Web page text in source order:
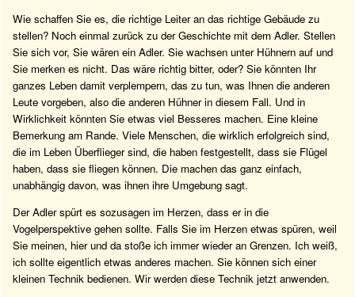
Wie schaffen Sie es, die richtige Leiter an das richtige Gebäude zu
stellen? Noch einmal zurück zu der Geschichte mit dem Adler. Stellen
Sie sich vor, Sie wären ein Adler. Sie wachsen unter Hühnern auf und
Sie merken es nicht. Das wäre richtig bitter, oder? Sie könnten Ihr
ganzes Leben damit verplempern, das zu tun, was Ihnen die anderen
Leute vorgeben, also die anderen Hühner in diesem Fall. Und in
Wirklichkeit könnten Sie etwas viel Besseres machen. Eine kleine
Bemerkung am Rande. Viele Menschen, die wirklich erfolgreich sind,
die im Leben Überflieger sind, die haben festgestellt, dass sie Flügel
haben, dass sie fliegen können. Die machen das ganz einfach,
unabhängig davon, was ihnen ihre Umgebung sagt.
Der Adler spürt es sozusagen im Herzen, dass er in die
Vogelperspektive gehen sollte. Falls Sie im Herzen etwas spüren, weil
Sie meinen, hier und da stoße ich immer wieder an Grenzen. Ich weiß,
ich sollte eigentlich etwas anderes machen. Sie können sich einer
kleinen Technik bedienen. Wir werden diese Technik jetzt anwenden.